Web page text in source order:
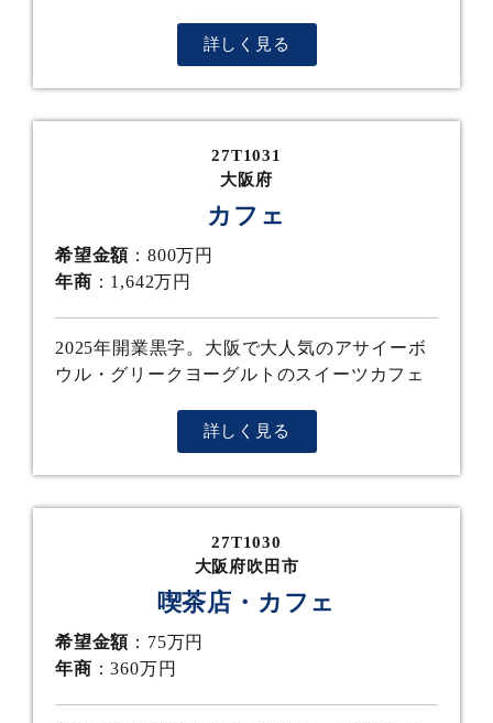
詳しく見る
27T1031
大阪府
カフェ
希望金額 ：800万円
年商 ：1,642万円
2025年開業黒字。大阪で大人気のアサイーボ
ウル・グリークヨーグルトのスイーツカフェ
詳しく見る
27T1030
大阪府吹田市
喫茶店・カフェ
希望金額 ：75万円
年商 ：360万円